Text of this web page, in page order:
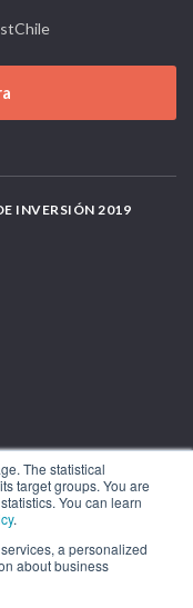
The statistical
target groups. You are
You can learn
.
a personalized
about business
INVERSIÓN 2019
7, Piso 15. Santiago,
9211